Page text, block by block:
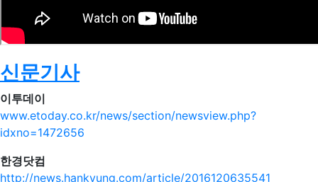
신문기사
이투데이
www.etoday.co.kr/news/section/newsview.php?
idxno=1472656
한경닷컴
http://news.hankyung.com/article/2016120635541